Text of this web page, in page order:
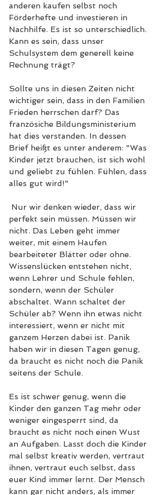
anderen kaufen selbst noch
Förderhefte und investieren in
Nachhilfe. Es ist so unterschiedlich.
Kann es sein, dass unser
Schulsystem dem generell keine
Rechnung trägt?
Sollte uns in diesen Zeiten nicht
wichtiger sein, dass in den Familien
Frieden herrschen darf? Das
französiche Bildungsministerium
hat dies verstanden. In dessen
Brief heißt es unter anderem: "Was
Kinder jetzt brauchen, ist sich wohl
und geliebt zu fühlen. Fühlen, dass
alles gut wird!"
perfekt sein müssen. Müssen wir
nicht. Das Leben geht immer
weiter, mit einem Haufen
bearbeiteter Blätter oder ohne.
Wissenslücken entstehen nicht,
wenn Lehrer und Schule fehlen,
sondern, wenn der Schüler
abschaltet. Wann schaltet der
Schüler ab? Wenn ihn etwas nicht
interessiert, wenn er nicht mit
ganzem Herzen dabei ist. Panik
haben wir in diesen Tagen genug,
da braucht es nicht noch die Panik
seitens der Schule.
Es ist schwer genug, wenn die
Kinder den ganzen Tag mehr oder
weniger eingesperrt sind, da
braucht es nicht noch einen Wust
an Aufgaben. Lasst doch die Kinder
mal selbst kreativ werden, vertraut
ihnen, vertraut euch selbst, dass
euer Kind immer lernt. Der Mensch
kann gar nicht anders, als immer